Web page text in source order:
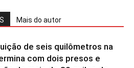
Mais do autor
de seis quilômetros na
com dois presos e